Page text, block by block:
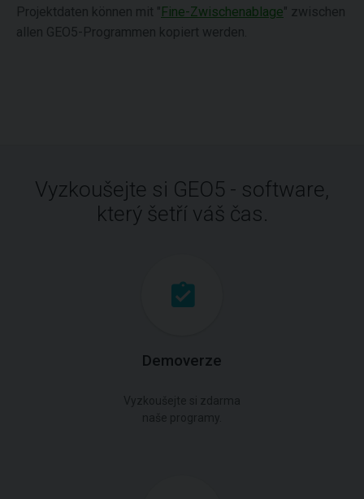
Projektdaten können mit "Fine-Zwischenablage" zwischen
allen GEO5-Programmen kopiert werden.
Vyzkoušejte si GEO5 - software,
který šetří váš čas.
Demoverze